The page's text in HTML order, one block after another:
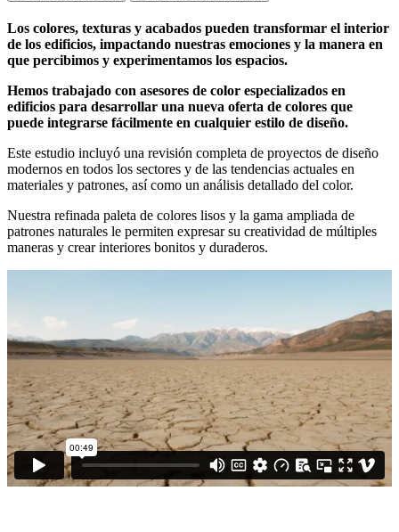
Los colores, texturas y acabados pueden transformar el interior
de los edificios, impactando nuestras emociones y la manera en
que percibimos y experimentamos los espacios.
Hemos trabajado con asesores de color especializados en
edificios para desarrollar una nueva oferta de colores que
puede integrarse fácilmente en cualquier estilo de diseño.
Este estudio incluyó una revisión completa de proyectos de diseño
modernos en todos los sectores y de las tendencias actuales en
materiales y patrones, así como un análisis detallado del color.
Nuestra refinada paleta de colores lisos y la gama ampliada de
patrones naturales le permiten expresar su creatividad de múltiples
maneras y crear interiores bonitos y duraderos.